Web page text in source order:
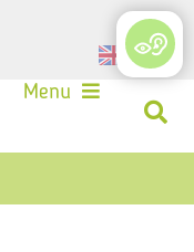
Login
Menu